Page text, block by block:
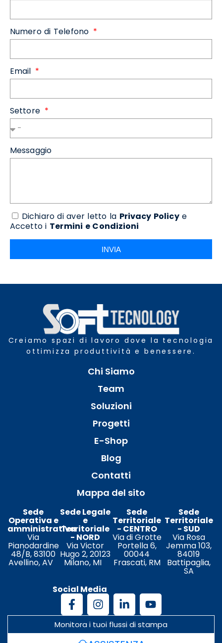
Numero di Telefono
Email
Settore
Messaggio
Dichiaro di aver letto la Privacy Policye
Accetto i Termini e Condizioni
INVIA
Creiamo spazi di lavoro dove la tecnologia
ottimizza produttività e benessere.
Chi Siamo
Team
Soluzioni
Progetti
E-Shop
Blog
Contatti
Mappa del sito
Sede
Operativa e
amministrativa
Via
Pianodardine
48/B, 83100
Avellino, AV
Sede Legale
e
Territoriale
- NORD
Via Victor
Hugo 2, 20123
Milano, MI
Sede
Territoriale
- CENTRO
Via di Grotte
Portella 6,
00044
Frascati, RM
Sede
Territoriale
- SUD
Via Rosa
Jemma 103,
84019
Battipaglia,
SA
Social Media
Monitora i tuoi flussi di stampa